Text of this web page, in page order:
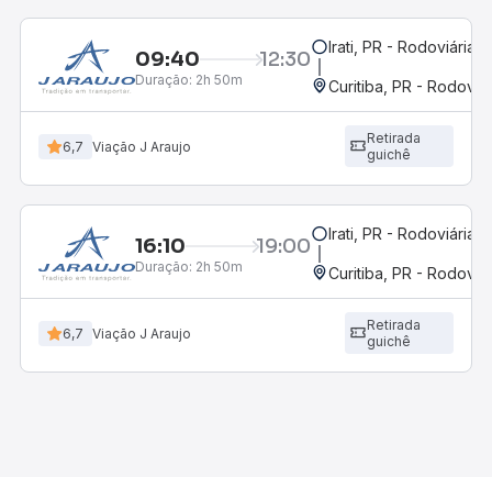
09:40 12:30
Duração: 2h 50m
Irati, PR - Rodoviária
Curitiba, PR -
6,7 Viação J Araujo
Retirada
guichê
16:10 19:00
Duração: 2h 50m
Irati, PR - Rodoviária
Curitiba, PR -
6,7 Viação J Araujo
Retirada
guichê